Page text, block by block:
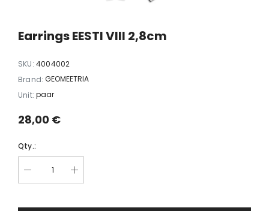
Earrings EESTI VIII 2,8cm
SKU: 4004002
Brand: GEOMEETRIA
Unit: paar
28,00 €
Qty.: